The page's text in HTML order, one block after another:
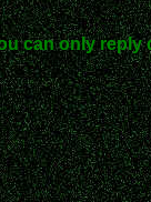
can only